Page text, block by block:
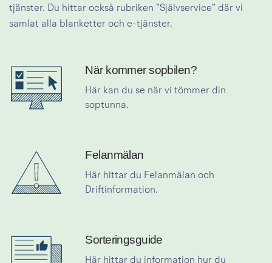
tjänster. Du hittar också rubriken ”Självservice” där vi
samlat alla blanketter och e-tjänster.
När kommer sopbilen?
Här kan du se när vi tömmer din
soptunna.
Länk till tider för sopbilen
Felanmälan
Här hittar du Felanmälan och
Driftinformation.
Länk till felanmälan
Sorteringsguide
Här hittar du information hur du
Länk till sorteringsguiden